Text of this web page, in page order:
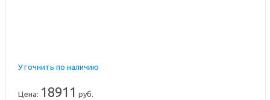
Уточнить по наличию
Цена: 18911 руб.